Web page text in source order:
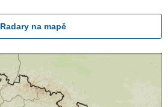
Radary na mapě